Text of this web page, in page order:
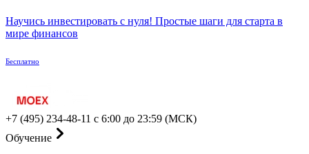
Научись инвестировать с нуля! Простые шаги для старта в
мире финансов
Бесплатно
+7 (495) 234-48-11 с 6:00 до 23:59 (МСК)
Обучение